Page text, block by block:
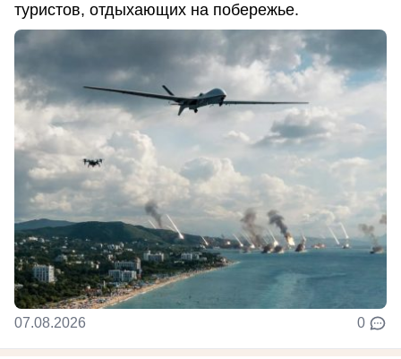
туристов, отдыхающих на побережье.
07.08.2026 0